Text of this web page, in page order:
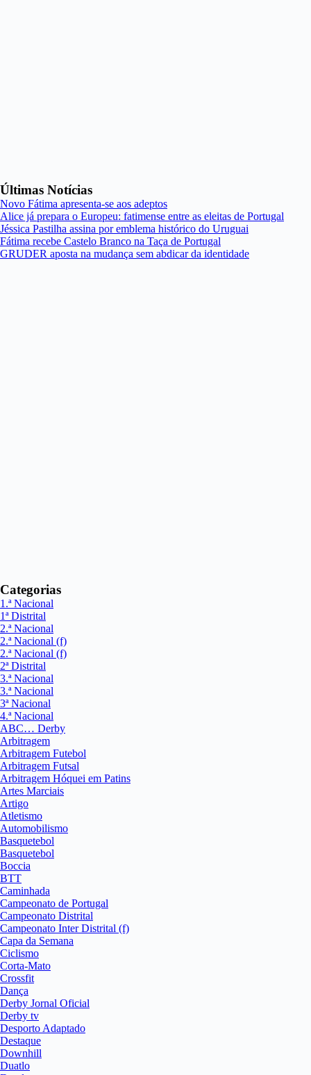
Últimas Notícias
Novo Fátima apresenta-se aos adeptos
Alice já prepara o Europeu: fatimense entre as eleitas de Portugal
Jéssica Pastilha assina por emblema histórico do Uruguai
Fátima recebe Castelo Branco na Taça de Portugal
GRUDER aposta na mudança sem abdicar da identidade
Categorias
1.ª Nacional
1ª Distrital
2.ª Nacional
2.ª Nacional (f)
2.ª Nacional (f)
2ª Distrital
3.ª Nacional
3.ª Nacional
3ª Nacional
4.ª Nacional
ABC… Derby
Arbitragem
Arbitragem Futebol
Arbitragem Futsal
Arbitragem Hóquei em Patins
Artes Marciais
Artigo
Atletismo
Automobilismo
Basquetebol
Basquetebol
Boccia
BTT
Caminhada
Campeonato de Portugal
Campeonato Distrital
Campeonato Inter Distrital (f)
Capa da Semana
Ciclismo
Corta-Mato
Crossfit
Dança
Derby Jornal Oficial
Derby tv
Desporto Adaptado
Destaque
Downhill
Duatlo